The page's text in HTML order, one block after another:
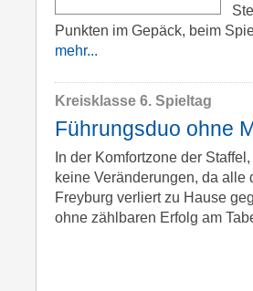
Punkten im Gepäck, beim
mehr...
Kreisklasse 6. Spieltag
Führungsduo ohne
In der Komfortzone der
keine Veränderungen, da
Freyburg verliert zu Hause
ohne zählbaren Erfolg am